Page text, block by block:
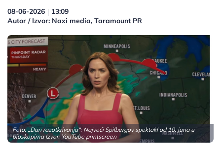
08-06-2026 | 13:09
Autor / Izvor: Naxi media, Taramount PR
Foto: „Dan razotkrivanja“: Najveći Spilbergov spektakl od 10. juna u
bioskopima Izvor: YouTube printscreen